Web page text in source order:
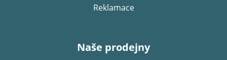
Reklamace
Naše prodejny